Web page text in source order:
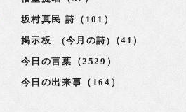
坂村真民 詩（101）
掲示板 (今月の詩)（41）
今日の言葉（2529）
今日の出来事（164）